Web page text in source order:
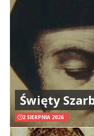
Święty
2 SIERPNIA 2026